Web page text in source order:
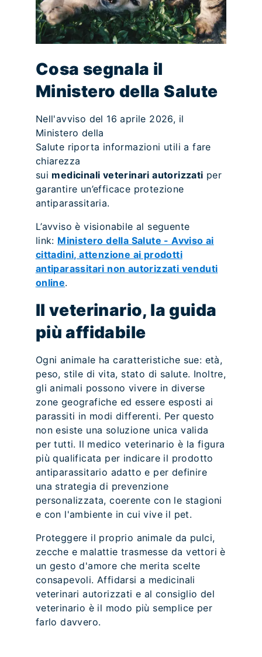
Cosa segnala il
Ministero della Salute
Nell'avviso del 16 aprile 2026, il
Ministero della
Salute riporta informazioni utili a fare
chiarezza
sui medicinali veterinari autorizzati per
garantire un’efficace protezione
antiparassitaria.
L’avviso è visionabile al seguente
link: Ministero della Salute - Avviso ai
cittadini, attenzione ai prodotti
antiparassitari non autorizzati venduti
online.
Il veterinario, la guida
più affidabile
Ogni animale ha caratteristiche sue: età,
peso, stile di vita, stato di salute. Inoltre,
gli animali possono vivere in diverse
zone geografiche ed essere esposti ai
parassiti in modi differenti. Per questo
non esiste una soluzione unica valida
per tutti. Il medico veterinario è la figura
più qualificata per indicare il prodotto
antiparassitario adatto e per definire
una strategia di prevenzione
personalizzata, coerente con le stagioni
e con l'ambiente in cui vive il pet.
Proteggere il proprio animale da pulci,
zecche e malattie trasmesse da vettori è
un gesto d'amore che merita scelte
consapevoli. Affidarsi a medicinali
veterinari autorizzati e al consiglio del
veterinario è il modo più semplice per
farlo davvero.